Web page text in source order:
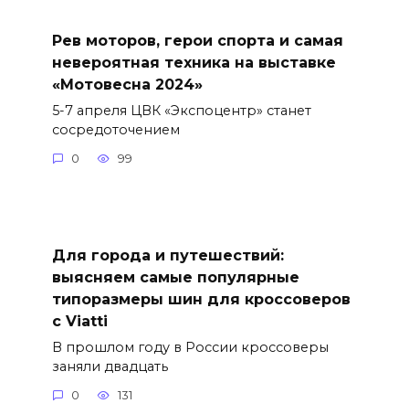
Рев моторов, герои спорта и самая
невероятная техника на выставке
«Мотовесна 2024»
5-7 апреля ЦВК «Экспоцентр» станет
сосредоточением
0 99
Для города и путешествий:
выясняем самые популярные
типоразмеры шин для кроссоверов
с Viatti
В прошлом году в России кроссоверы
заняли двадцать
0 131